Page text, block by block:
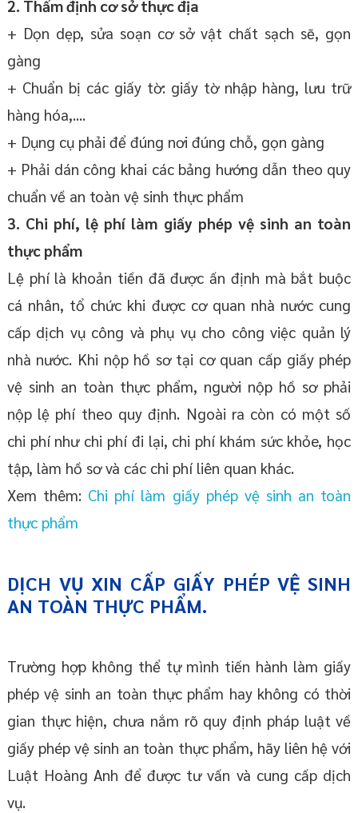
2. Thẩm định cơ sở thực địa
+ Dọn dẹp, sửa soạn cơ sở vật chất sạch sẽ, gọn
gàng
+ Chuẩn bị các giấy tờ: giấy tờ nhập hàng, lưu trữ
hàng hóa,....
+ Dụng cụ phải để đúng nơi đúng chỗ, gọn gàng
+ Phải dán công khai các bảng hướng dẫn theo quy
chuẩn về an toàn vệ sinh thực phẩm
3. Chi phí, lệ phí làm giấy phép vệ sinh an toàn
thực phẩm
Lệ phí là khoản tiền đã được ấn định mà bắt buộc
cá nhân, tổ chức khi được cơ quan nhà nước cung
cấp dịch vụ công và phụ vụ cho công việc quản lý
nhà nước. Khi nộp hồ sơ tại cơ quan cấp giấy phép
vệ sinh an toàn thực phẩm, người nộp hồ sơ phải
nộp lệ phí theo quy định. Ngoài ra còn có một số
chi phí như chi phí đi lại, chi phí khám sức khỏe, học
tập, làm hồ sơ và các chi phí liên quan khác.
Xem thêm: Chi phí làm giấy phép vệ sinh an toàn
thực phẩm
DỊCH VỤ XIN CẤP GIẤY PHÉP VỆ SINH
AN TOÀN THỰC PHẨM.
Trường hợp không thể tự mình tiến hành làm giấy
phép vệ sinh an toàn thực phẩm hay không có thời
gian thực hiện, chưa nắm rõ quy định pháp luật về
giấy phép vệ sinh an toàn thực phẩm, hãy liên hệ với
Luật Hoàng Anh để được tư vấn và cung cấp dịch
vụ.